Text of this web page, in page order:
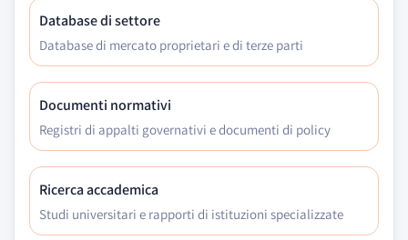
Database di settore
Database di mercato proprietari e di terze parti
Documenti normativi
Registri di appalti governativi e documenti di policy
Ricerca accademica
Studi universitari e rapporti di istituzioni specializzate